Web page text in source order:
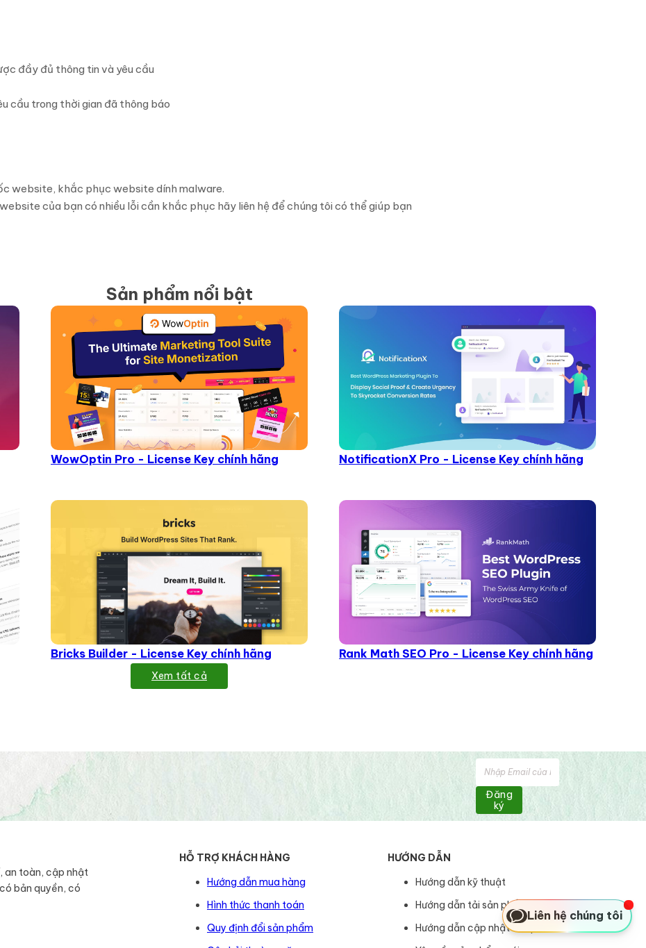
đầy đủ thông tin và yêu cầu
cầu trong thời gian đã thông báo
website, khắc phục website dính malware.
của bạn có nhiều lỗi cần khắc phục hãy liên hệ để chúng tôi có thể giúp bạn
Sản phẩm nổi bật
WowOptin Pro - License Key chính hãng NotificationX Pro - License Key chính hãng
Bricks Builder - License Key chính hãng Rank Math SEO Pro - License Key chính hãng
Xem tất cả
Đăng
ký
an toàn, cập nhật
bản quyền, có
HỖ TRỢ KHÁCH HÀNG
Hướng dẫn mua hàng
Hình thức thanh toán
Quy định đổi sản phẩm
HƯỚNG DẪN
Hướng dẫn kỹ thuật
Hướng dẫn tải sản phẩm
Hướng dẫn cập nhật sản phẩm
Liên hệ chúng tôi